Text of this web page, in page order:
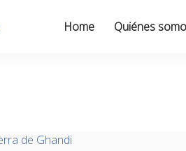
Home Quiénes